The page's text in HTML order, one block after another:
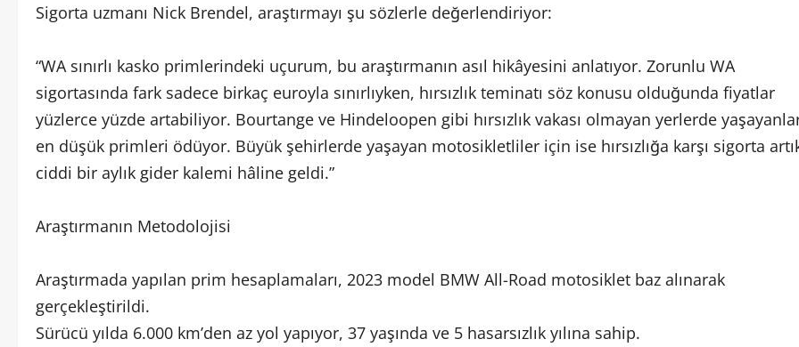
Sigorta uzmanı Nick Brendel, araştırmayı şu sözlerle değerlendiriyor:
“WA sınırlı kasko primlerindeki uçurum, bu araştırmanın asıl hikâyesini anlatıyor. Zorunlu WA
sigortasında fark sadece birkaç euroyla sınırlıyken, hırsızlık teminatı söz konusu olduğunda fiyatlar
yüzlerce yüzde artabiliyor. Bourtange ve Hindeloopen gibi hırsızlık vakası olmayan yerlerde
en düşük primleri ödüyor. Büyük şehirlerde yaşayan motosikletliler için ise hırsızlığa karşı sigorta
ciddi bir aylık gider kalemi hâline geldi.”
Araştırmanın Metodolojisi
Araştırmada yapılan prim hesaplamaları, 2023 model BMW All-Road motosiklet baz alınarak
gerçekleştirildi.
Sürücü yılda 6.000 km’den az yol yapıyor, 37 yaşında ve 5 hasarsızlık yılına sahip.